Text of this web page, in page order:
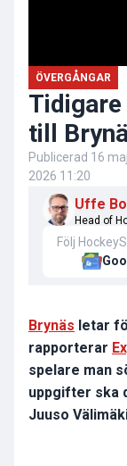
ÖVERGÅNGAR
till
Publicerad 16
2026 11:20
Uffe
Head of
Följ
Brynäs letar
rapporterar
spelare man
uppgifter ska
Juuso